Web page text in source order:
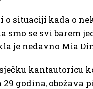
situaciji kada o
smo se svi barem
je nedavno Mia
kantautoricu
godina, obožava